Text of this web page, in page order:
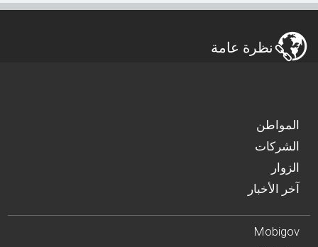
نظرة عامة
المواطن
الشركات
الزوار
آخر الأخبار
Mobigov